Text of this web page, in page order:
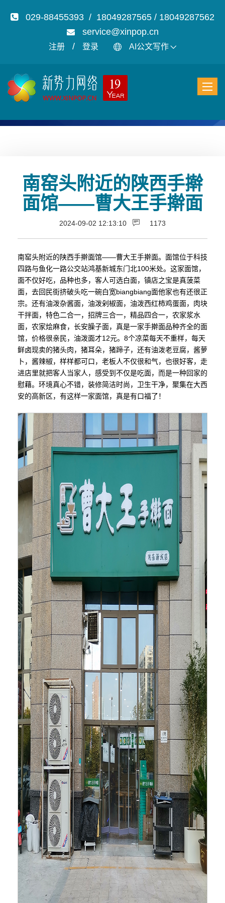
029-88455393 / 18049287565 / 18049287562
service@xinpop.cn
注册 / 登录 AI公文写作
南窑头附近的陕西手擀
面馆——曹大王手擀面
2024-09-02 12:13:10 1173
南窑头附近的陕西手擀面馆——曹大王手擀面。面馆位于科技
四路与鱼化一路公交站鸿基新城东门北100米处。这家面馆，
面不仅好吃，品种也多，客人可选白面，镇店之宝是真菠菜
面，去回民街挤破头吃一碗白宽biangbiang面他家也有还很正
宗。还有油泼杂酱面，油泼剁椒面，油泼西红柿鸡蛋面，肉块
干拌面，特色二合一，招牌三合一，精品四合一，农家浆水
面，农家烩麻食，长安臊子面，真是一家手擀面品种齐全的面
馆，价格很亲民，油泼面才12元。8个凉菜每天不重样，每天
鲜卤现卖的猪头肉，猪耳朵，猪蹄子，还有油泼老豆腐，酱萝
卜，酱辣椒，样样都可口，老板人不仅很和气，也很好客，走
进店里就把客人当家人，感受到不仅是吃面，而是一种回家的
慰藉。环境真心不错，装修简洁时尚，卫生干净，聚集在大西
安的高新区，有这样一家面馆，真是有口福了！